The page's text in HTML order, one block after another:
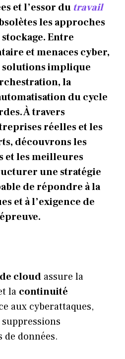
et l’essor du travail
les approches
Entre
et menaces cyber,
solutions implique
la
du cycle
À travers
réelles et les
découvrons les
et les meilleures
une stratégie
de répondre à la
et à l’exigence de
cloud assure la
la continuité
aux cyberattaques,
de données.